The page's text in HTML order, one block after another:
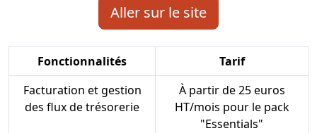
Aller sur le site
Fonctionnalités
Tarif
Facturation et gestion
des flux de trésorerie
À partir de 25 euros
HT/mois pour le pack
"Essentials"